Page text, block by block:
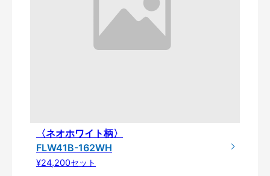
〈ネオホワイト柄〉
FLW41B-162WH
¥24,200セット